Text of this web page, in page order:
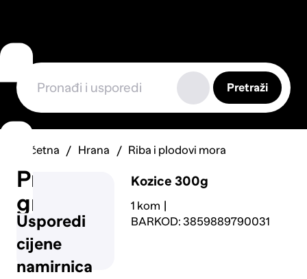
Usporedi
cijene
namirnica
Prijavi
grešku
Pretraži
Početna Hrana Riba i plodovi mora
Kozice 300g
1 kom
BARKOD: 3859889790031